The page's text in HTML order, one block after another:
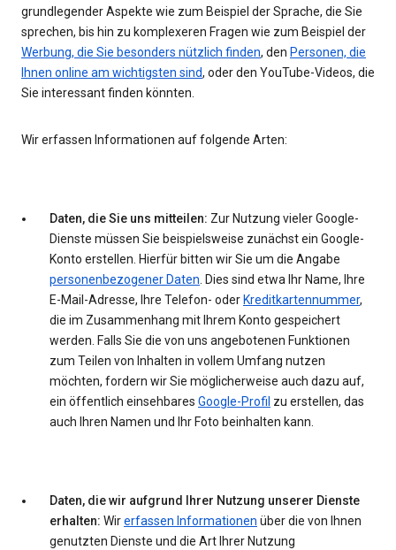
grundlegender Aspekte wie zum Beispiel der Sprache, die Sie
sprechen, bis hin zu komplexeren Fragen wie zum Beispiel der
Werbung, die Sie besonders nützlich finden, den Personen, die
Ihnen online am wichtigsten sind, oder den YouTube-Videos, die
Sie interessant finden könnten.
Wir erfassen Informationen auf folgende Arten:
Daten, die Sie uns mitteilen: Zur Nutzung vieler Google-
Dienste müssen Sie beispielsweise zunächst ein Google-
Konto erstellen. Hierfür bitten wir Sie um die Angabe
personenbezogener Daten. Dies sind etwa Ihr Name, Ihre
E-Mail-Adresse, Ihre Telefon- oder Kreditkartennummer,
die im Zusammenhang mit Ihrem Konto gespeichert
werden. Falls Sie die von uns angebotenen Funktionen
zum Teilen von Inhalten in vollem Umfang nutzen
möchten, fordern wir Sie möglicherweise auch dazu auf,
ein öffentlich einsehbares Google-Profil zu erstellen, das
auch Ihren Namen und Ihr Foto beinhalten kann.
Daten, die wir aufgrund Ihrer Nutzung unserer Dienste
erhalten: Wirerfassen Informationen über die von Ihnen
genutzten Dienste und die Art Ihrer Nutzung